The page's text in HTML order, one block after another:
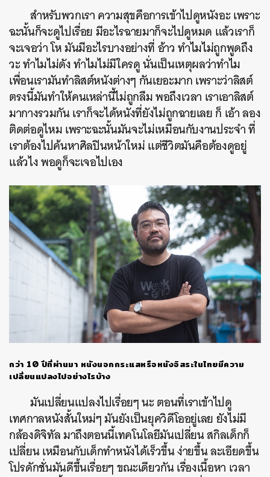
สำหรับพวกเรา ความสุขคือการเข้าไปดูหนังอะ เพราะ
ฉะนั้นก็จะดูไปเรื่อย มีอะไรฉายมาก็จะไปดูหมด แล้วเราก็
จะเจอว่า โห มันมีอะไรบางอย่างที่ อ้าว ทำไมไม่ถูกพูดถึง
วะ ทำไมไม่ดัง ทำไมไม่มีใครดู นั่นเป็นเหตุผลว่าทำไม
เพื่อนเรามันทำลิสต์หนังต่างๆ กันเยอะมาก เพราะว่าลิสต์
ตรงนี้มันทำให้คนเหล่านี้ไม่ถูกลืม พอถึงเวลา เราเอาลิสต์
มากางรวมกัน เราก็จะได้หนังที่ยังไม่ถูกฉายเลย ก็ เอ้า ลอง
ติดต่อดูไหม เพราะฉะนั้นมันจะไม่เหมือนกับงานประจำ ที่
เราต้องไปค้นหาศิลปินหน้าใหม่ แต่ชีวิตมันคือต้องดูอยู่
แล้วไง พอดูก็จะเจอไปเอง
กว่า 10 ปีที่ผ่านมา หนังนอกกระแสหรือหนังอิสระในไทยมีความ
เปลี่ยนแปลงไปอย่างไรบ้าง
มันเปลี่ยนแปลงไปเรื่อยๆ นะ ตอนที่เราเข้าไปดู
เทศกาลหนังสั้นใหม่ๆ มันยังเป็นยุควิดีโออยู่เลย ยังไม่มี
กล้องดิจิทัล มาถึงตอนนี้เทคโนโลยีมันเปลี่ยน สกิลเด็กก็
เปลี่ยน เหมือนกับเด็กทำหนังได้เร็วขึ้น ง่ายขึ้น ละเอียดขึ้น
โปรดักชั่นมันดีขึ้นเรื่อยๆ ขณะเดียวกัน เรื่องเนื้อหา เวลา